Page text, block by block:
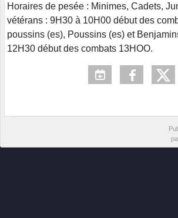
Horaires de pesée : Minimes, Cadets,
vétérans : 9H30 à 10H00 début des
poussins (es), Poussins (es) et
12H30 début des combats 13HOO.